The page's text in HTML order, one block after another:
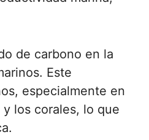
de carbono en la
Este
especialmente en
los corales, lo que